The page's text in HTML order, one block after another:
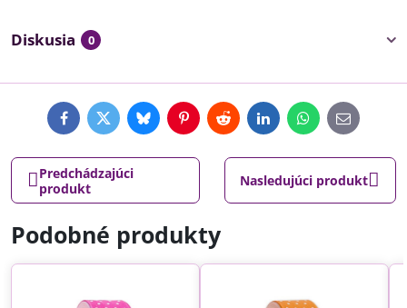
Diskusia 0
FacebookTwitterBlueskyPinterestRedditLinkedInWhatsApp
E-
mail
Predchádzajúci
produkt
Nasledujúci produkt
Podobné produkty